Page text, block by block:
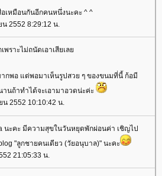
เหมือนกันอีกคนหนึ่งนะคะ ^ ^
น 2552 8:29:12 น.
พราะไม่ถนัดเอาเสียเล
กพอ แต่พอมาเห็นรูปสวย ๆ ของขนมที่นี้ ก้อมี
นถ้าทำได้จะเอามาอวดน่ะค่ะ
น 2552 10:10:42 น.
ะคะ มีความสุขในวันหยุดพักผ่อนค่า เชิญไป
"ลูกชายคนเดียว (วัยอนุบาล)" นะคะ
21:05:33 น.